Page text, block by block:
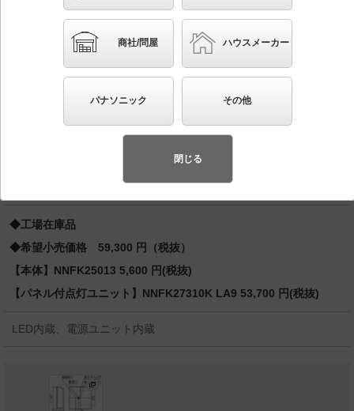
かんたん照度計算
天井埋込型 LED（昼白色） 一体型LEDベースライ
ト きらめきプリズムパネル 連続調光型調光タイプ
（ライコン別売） スクエアタイプ／パネル付型 コン
パクト形蛍光灯FHP23形3灯器具相当 FHP23形3灯
（長寿命・省電力のLEDを主照明にした、高品
◆工場在庫品
◆希望小売価格 59,300 円（税抜）
【本体】NNFK25013 5,600 円(税抜)
【パネル付点灯ユニット】NNFK27310K LA9 53,700 円(税抜)
LED内蔵、電源ユニット内蔵
商社/問屋 ハウスメーカー
パナソニック その他
閉じる